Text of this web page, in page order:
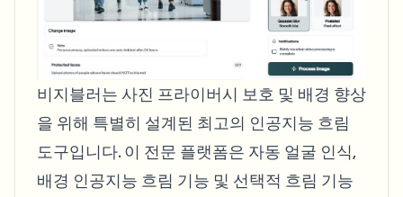
비지블러는 사진 프라이버시 보호 및 배경 향상
을 위해 특별히 설계된 최고의 인공지능 흐림
도구입니다. 이 전문 플랫폼은 자동 얼굴 인식,
배경 인공지능 흐림 기능 및 선택적 흐림 기능